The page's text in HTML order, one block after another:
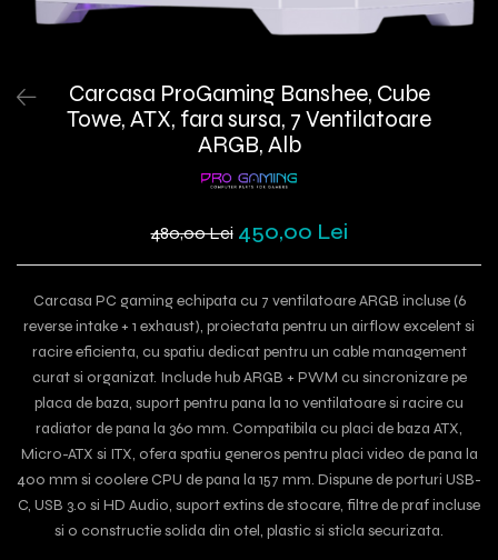
Carcasa ProGaming Banshee, Cube
Towe, ATX, fara sursa, 7 Ventilatoare
ARGB, Alb
480,00 Lei 450,00 Lei
Carcasa PC gaming echipata cu 7 ventilatoare ARGB incluse (6
reverse intake + 1 exhaust), proiectata pentru un airflow excelent si
racire eficienta, cu spatiu dedicat pentru un cable management
curat si organizat. Include hub ARGB + PWM cu sincronizare pe
placa de baza, suport pentru pana la 10 ventilatoare si racire cu
radiator de pana la 360 mm. Compatibila cu placi de baza ATX,
Micro-ATX si ITX, ofera spatiu generos pentru placi video de pana la
400 mm si coolere CPU de pana la 157 mm. Dispune de porturi USB-
C, USB 3.0 si HD Audio, suport extins de stocare, filtre de praf incluse
si o constructie solida din otel, plastic si sticla securizata.